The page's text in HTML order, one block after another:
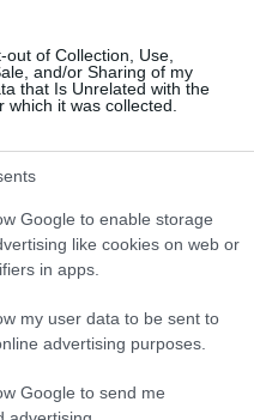
out of Collection, Use,
and/or Sharing of my
that Is Unrelated with the
which it was collected.
Google to enable storage
like cookies on web or
in apps.
my user data to be sent to
advertising purposes.
Google to send me